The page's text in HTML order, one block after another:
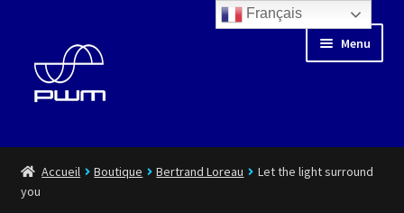
navigation
contenu
Menu
Blog
Floating Days
Accueil Boutique Bertrand Loreau
Let the light surround
you
Français